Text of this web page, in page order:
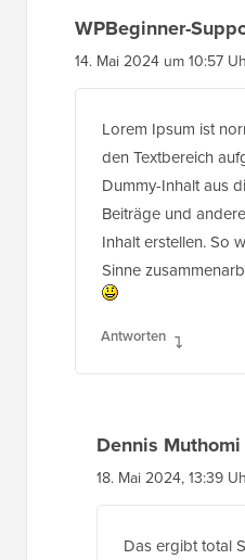
WPBeginner-
14. Mai 2024 um 10:57
Lorem Ipsum ist
den Textbereich
Dummy-Inhalt aus
Beiträge und
Inhalt erstellen. So
Sinne
Antworten
Dennis Muthomi
18. Mai 2024, 13:39
Das ergibt total